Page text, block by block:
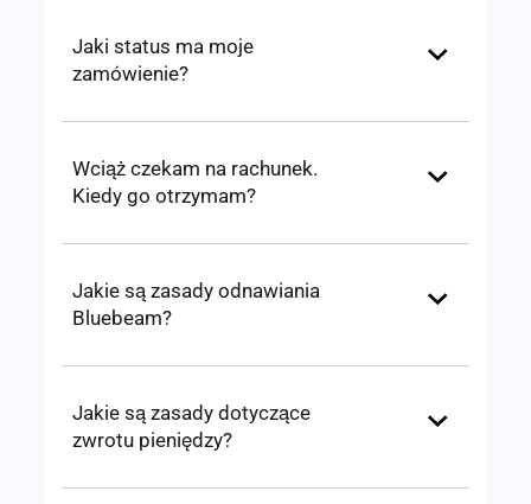
Jaki status ma moje
zamówienie?
Wciąż czekam na rachunek.
Kiedy go otrzymam?
Jakie są zasady odnawiania
Bluebeam?
Jakie są zasady dotyczące
zwrotu pieniędzy?